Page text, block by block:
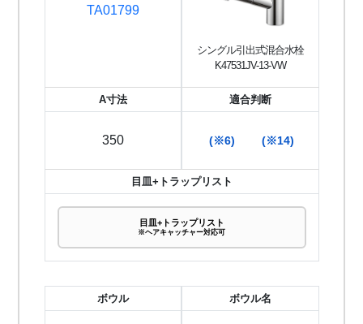
TA01799
シングル引出式混合水栓
K47531JV-13-VW
A寸法
350
適合判断
(※6) (※14)
目皿+トラップリスト
目皿+トラップリスト
※ヘアキャッチャー対応可
ボウル ボウル名